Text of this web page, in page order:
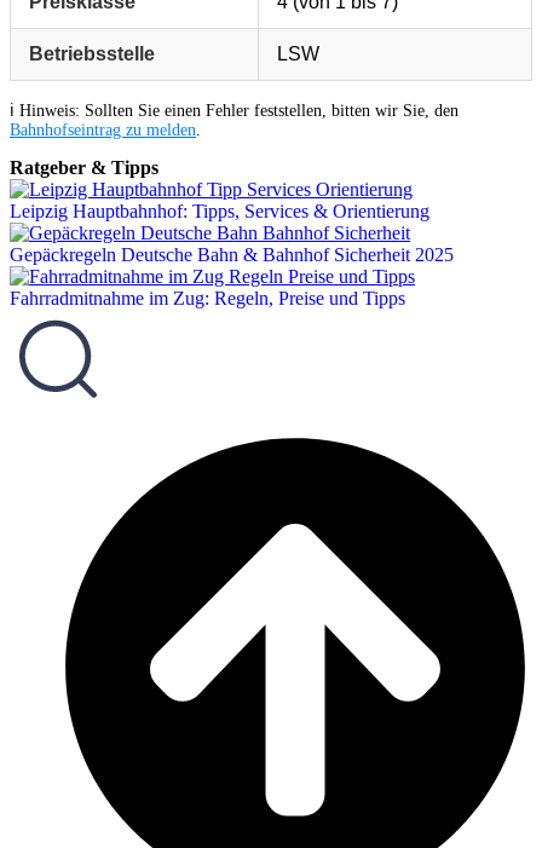
Betriebsstelle LSW
ℹ️ Hinweis: Sollten Sie einen Fehler feststellen, bitten wir Sie, den
Bahnhofseintrag zu melden
Ratgeber & Tipps
Leipzig Hauptbahnhof: Tipps, Services & Orientierung
Gepäckregeln Deutsche Bahn & Bahnhof Sicherheit 2025
Fahrradmitnahme im Zug: Regeln, Preise und Tipps